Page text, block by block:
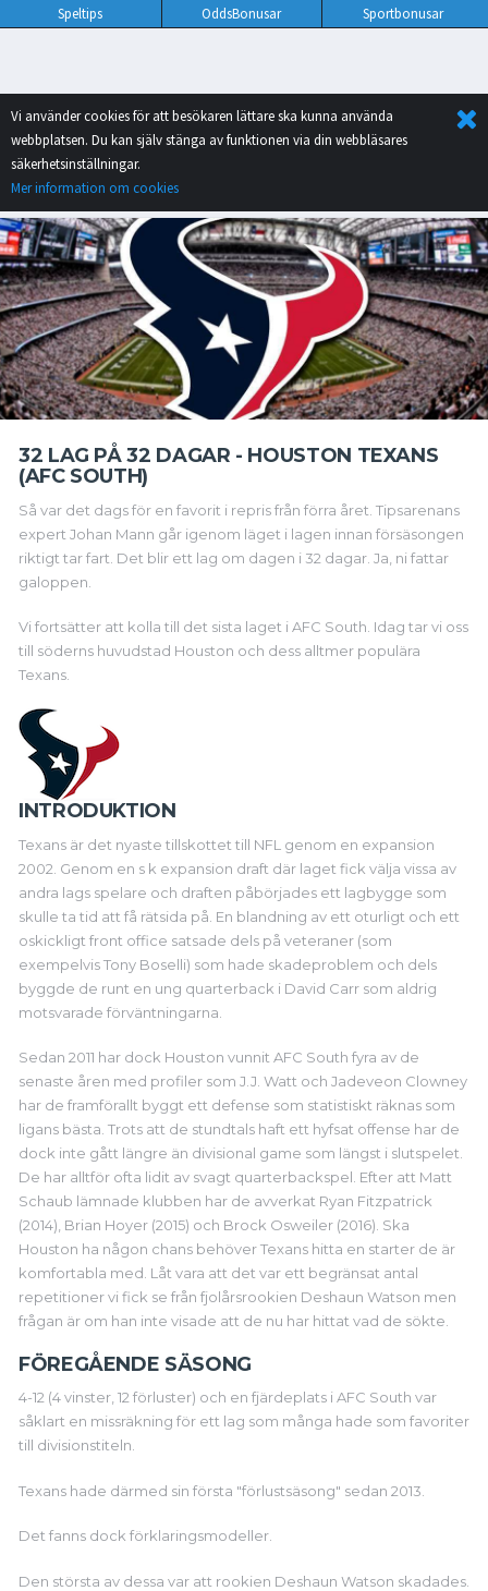
Speltips OddsBonusar Sportbonusar
Vi använder cookies för att besökaren lättare ska kunna använda
webbplatsen. Du kan själv stänga av funktionen via din webbläsares
säkerhetsinställningar.
Mer information om cookies
32 LAG PÅ 32 DAGAR - HOUSTON TEXANS
(AFC SOUTH)
Så var det dags för en favorit i repris från förra året. Tipsarenans
expert Johan Mann går igenom läget i lagen innan försäsongen
riktigt tar fart. Det blir ett lag om dagen i 32 dagar. Ja, ni fattar
galoppen.
Vi fortsätter att kolla till det sista laget i AFC South. Idag tar vi oss
till söderns huvudstad Houston och dess alltmer populära
Texans.
INTRODUKTION
Texans är det nyaste tillskottet till NFL genom en expansion
2002. Genom en s k expansion draft där laget fick välja vissa av
andra lags spelare och draften påbörjades ett lagbygge som
skulle ta tid att få rätsida på. En blandning av ett oturligt och ett
oskickligt front office satsade dels på veteraner (som
exempelvis Tony Boselli) som hade skadeproblem och dels
byggde de runt en ung quarterback i David Carr som aldrig
motsvarade förväntningarna.
Sedan 2011 har dock Houston vunnit AFC South fyra av de
senaste åren med profiler som J.J. Watt och Jadeveon Clowney
har de framförallt byggt ett defense som statistiskt räknas som
ligans bästa. Trots att de stundtals haft ett hyfsat offense har de
dock inte gått längre än divisional game som längst i slutspelet.
De har alltför ofta lidit av svagt quarterbackspel. Efter att Matt
Schaub lämnade klubben har de avverkat Ryan Fitzpatrick
(2014), Brian Hoyer (2015) och Brock Osweiler (2016). Ska
Houston ha någon chans behöver Texans hitta en starter de är
komfortabla med. Låt vara att det var ett begränsat antal
repetitioner vi fick se från fjolårsrookien Deshaun Watson men
frågan är om han inte visade att de nu har hittat vad de sökte.
FÖREGÅENDE SÄSONG
4-12 (4 vinster, 12 förluster) och en fjärdeplats i AFC South var
såklart en missräkning för ett lag som många hade som favoriter
till divisionstiteln.
Texans hade därmed sin första "förlustsäsong" sedan 2013.
Det fanns dock förklaringsmodeller.
Den största av dessa var att rookien Deshaun Watson skadades.